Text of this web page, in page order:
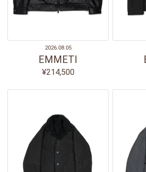
2026.08.05
EMMETI
¥214,500